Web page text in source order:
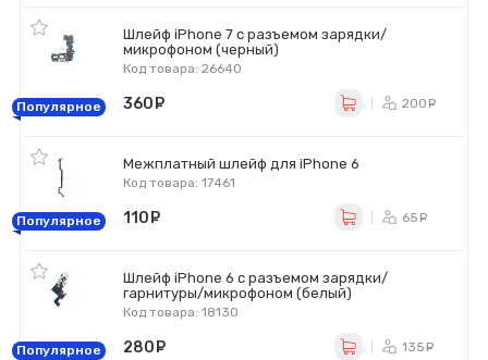
Шлейф iPhone 7 с разъемом зарядки/
микрофоном (черный)
Код товара: 26640
Популярное 360 200
Межплатный шлейф для iPhone 6
Код товара: 17461
Популярное 110 65
Шлейф iPhone 6 с разъемом зарядки/
гарнитуры/микрофоном (белый)
Код товара: 18130
Популярное 280 135